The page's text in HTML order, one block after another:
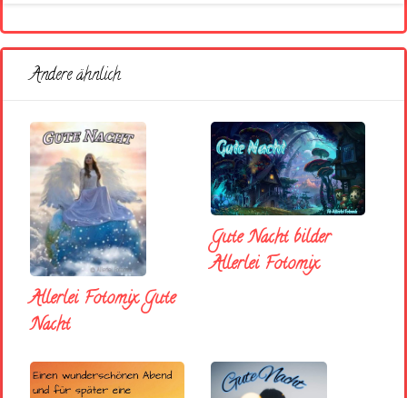
Andere ähnlich
Allerlei Fotomix Gute
Nacht
Gute Nacht bilder
Allerlei Fotomix